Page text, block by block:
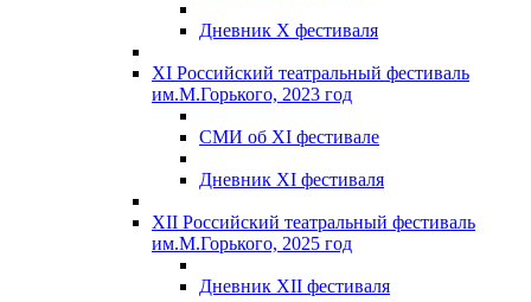
Дневник X фестиваля
XI Российский театральный фестиваль
им.М.Горького, 2023 год
СМИ об XI фестивале
Дневник XI фестиваля
XII Российский театральный фестиваль
им.М.Горького, 2025 год
Дневник XII фестиваля